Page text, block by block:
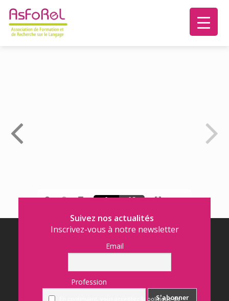
Suivez nos actualités
Inscrivez-vous à notre newsletter
Email
Profession
En continuant, vous acceptez la politique de